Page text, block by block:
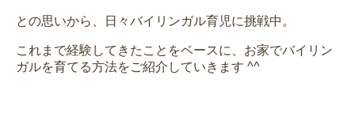
との思いから、日々バイリンガル育児に挑戦中。
これまで経験してきたことをベースに、お家でバイリン
ガルを育てる方法をご紹介していきます ^^